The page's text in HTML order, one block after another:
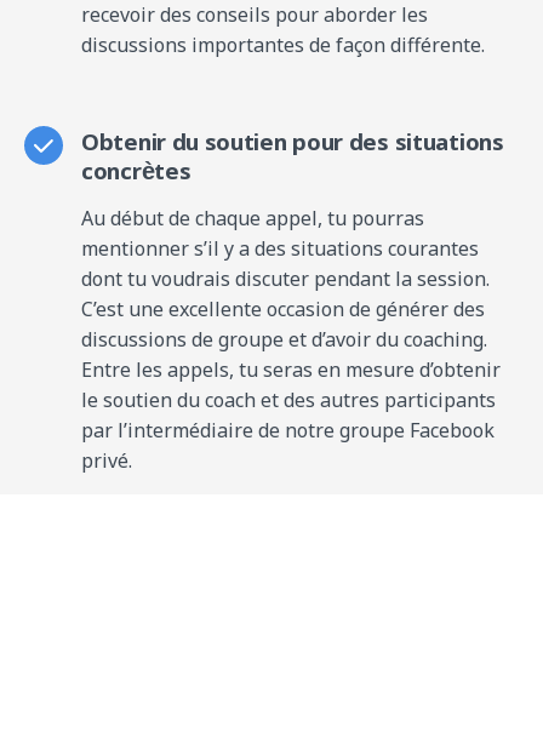
recevoir des conseils pour aborder les
discussions importantes de façon différente.
Obtenir du soutien pour des situations
concrètes
Au début de chaque appel, tu pourras
mentionner s’il y a des situations courantes
dont tu voudrais discuter pendant la session.
C’est une excellente occasion de générer des
discussions de groupe et d’avoir du coaching.
Entre les appels, tu seras en mesure d’obtenir
le soutien du coach et des autres participants
par l’intermédiaire de notre groupe Facebook
privé.